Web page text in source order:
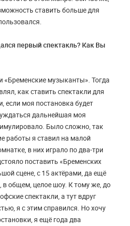
ставить больше для
первый спектакль? Как Вы
музыканты». Тогда
как ставить спектакли для
если моя постановка будет
дальнейшая моя
Было сложно, так
работы я ставил на малой
в них играло по два-три
поставить «Бременских
сцене, с 15 актёрами, да ещё
в общем, целое шоу. К тому же, до
спектакли, а тут вдруг
я с этим справился. Но хочу
я ещё года два